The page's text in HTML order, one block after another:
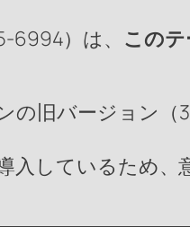
）は、 この
旧バージョン（
しているため